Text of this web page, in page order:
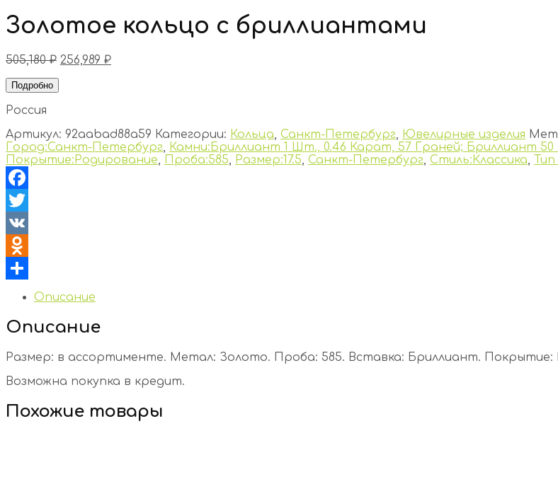
Золотое кольцо с бриллиантами
505,180₽ 256,989 ₽
Подробно
Россия
Артикул: 92aabad88a59 Категории: Кольца, Санкт-Петербург, Ювелирные изделия
Город:Санкт-Петербург, Камни:Бриллиант 1 Шт., 0.46 Карат, 57 Граней; Бриллиант 50
Покрытие:Родирование, Проба:585, Размер:17.5, Санкт-Петербург, Стиль:Классика, Тип
Facebook
Twitter
VK
Odnoklassniki
Отправить
Описание
Описание
Размер: в ассортименте. Метал: Золото. Проба: 585. Вставка: Бриллиант. Покрытие:
Возможна покупка в кредит.
Похожие товары